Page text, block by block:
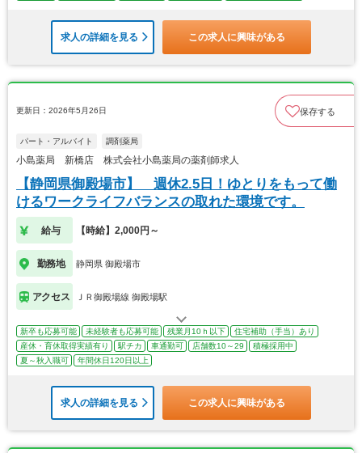
求人の詳細を見る この求人に興味がある
更新日：2026年5月26日 保存する
パート・アルバイト 調剤薬局
小島薬局 新橋店 株式会社小島薬局の薬剤師求人
【静岡県御殿場市】 週休2.5日！ゆとりをもって働
けるワークライフバランスの取れた環境です。
給与 【時給】2,000円～
勤務地 静岡県 御殿場市
アクセス ＪＲ御殿場線 御殿場駅
新卒も応募可能 未経験者も応募可能 残業月10ｈ以下
住宅補助（手当）あり
産休・育休取得実績有り
駅チカ 車通勤可 店舗数10～29
積極採用中
夏～秋入職可
年間休日120日以上
求人の詳細を見る この求人に興味がある